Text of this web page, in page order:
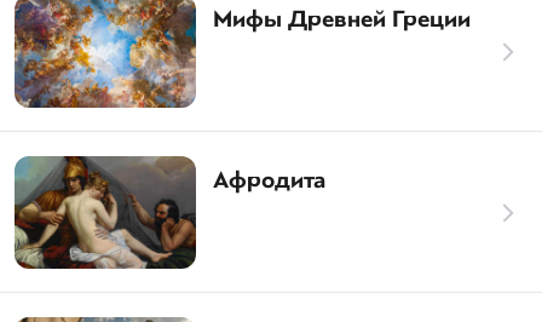
Мифы Древней Греции
Афродита